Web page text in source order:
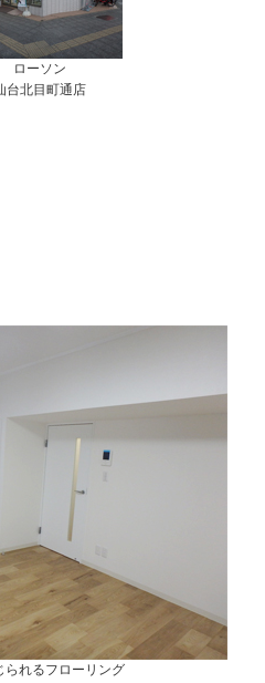
ローソン
台北目町通店
られるフローリング